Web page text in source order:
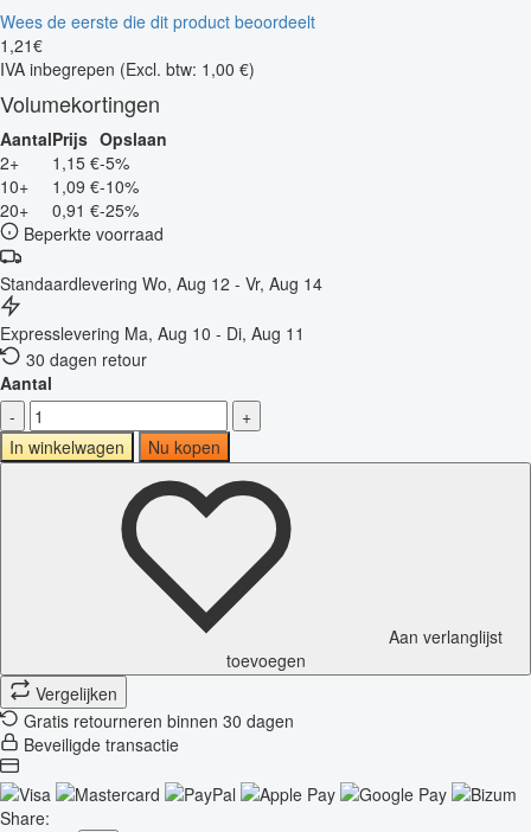
Wees de eerste die dit product beoordeelt
1 ,21€
IVA inbegrepen (Excl. btw: 1,00 €)
Volumekortingen
AantalPrijs Opslaan
2+
1,15 €-5%
10+
1,09 €-10%
20+
0,91 €-25%
Beperkte voorraad
Standaardlevering Wo, Aug 12 - Vr, Aug 14
Expresslevering Ma, Aug 10 - Di, Aug 11
30 dagen retour
Aantal
-
+
In winkelwagen
Nu kopen
Aan verlanglijst
toevoegen
Vergelijken
Gratis retourneren binnen 30 dagen
Beveiligde transactie
Share: